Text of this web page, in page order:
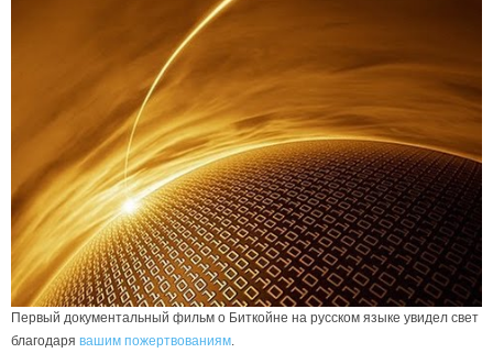
Первый документальный фильм о Биткойне на русском языке увидел свет
благодаря вашим пожертвованиям.